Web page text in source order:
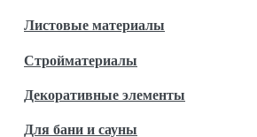
Листовые материалы
Стройматериалы
Декоративные элементы
Для бани и сауны